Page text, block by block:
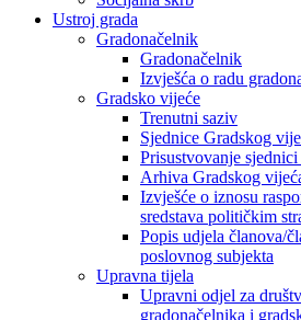
Ustroj grada
Gradonačelnik
Gradonačelnik
Izvješća o radu
Gradsko vijeće
Trenutni saziv
Sjednice Gradskog
Prisustvovanje
Arhiva Gradskog
Izvješće o iznosu
sredstava političkim
Popis udjela članova/
poslovnog subjekta
Upravna tijela
Upravni odjel za
gradonačelnika i